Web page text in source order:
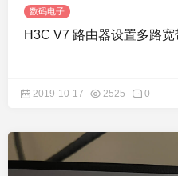
数码电子
H3C V7 路由器设置多路宽
2019-10-17 2525 0